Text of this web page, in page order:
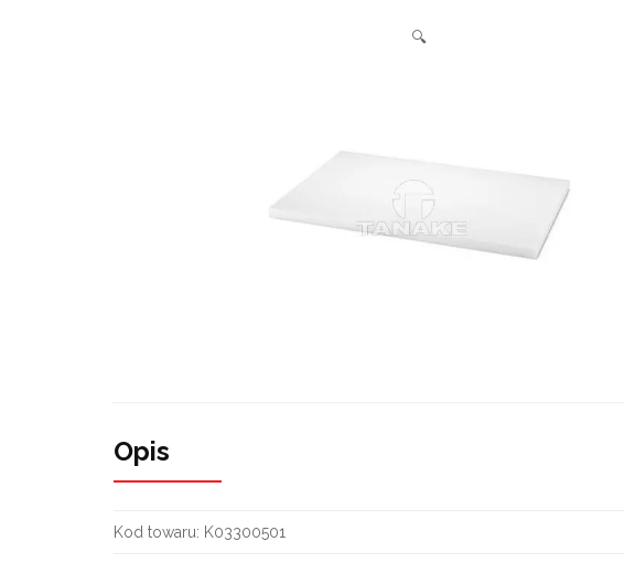
🔍
Opis
Kod towaru: K03300501